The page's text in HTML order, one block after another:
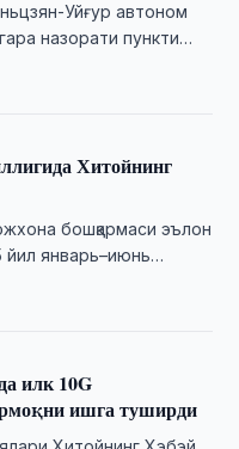
Уйғур автоном
назорати пункти
Хитойнинг
бошқармаси эълон
йил январь–июнь
илк 10G
ишга туширди